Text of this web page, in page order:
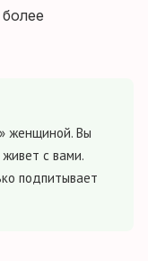
женщиной. Вы
с вами.
подпитывает